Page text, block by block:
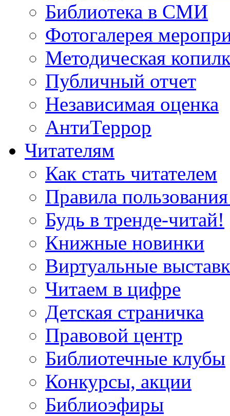
Библиотека в СМИ
Фотогалерея
Методическая
Публичный отчет
Независимая оценка
АнтиТеррор
Читателям
Как стать читателем
Правила
Будь в тренде-читай!
Книжные новинки
Виртуальные
Читаем в цифре
Детская страничка
Правовой центр
Библиотечные клубы
Конкурсы, акции
Библиоэфиры